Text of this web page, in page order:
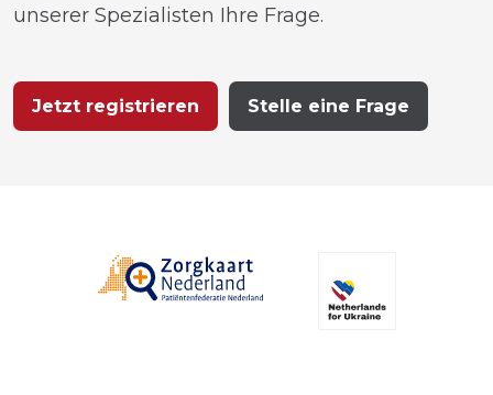
unserer Spezialisten Ihre Frage.
Jetzt registrieren Stelle eine Frage